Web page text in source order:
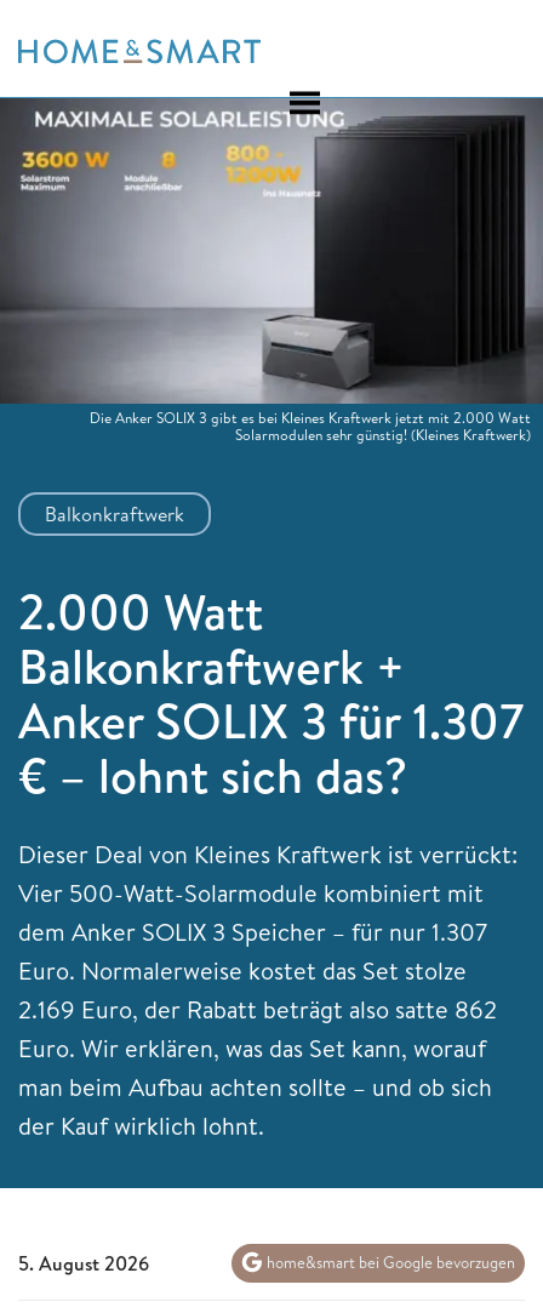
to
Balkonkraftwerk
2.000 Watt
Balkonkraftwerk +
Anker SOLIX 3 für 1.307
€ – lohnt sich das?
Dieser Deal von Kleines Kraftwerk ist verrückt:
Vier 500-Watt-Solarmodule kombiniert mit
dem Anker SOLIX 3 Speicher – für nur 1.307
Euro. Normalerweise kostet das Set stolze
2.169 Euro, der Rabatt beträgt also satte 862
Euro. Wir erklären, was das Set kann, worauf
man beim Aufbau achten sollte – und ob sich
der Kauf wirklich lohnt.
Die Anker SOLIX 3 gibt es bei Kleines Kraftwerk jetzt mit 2.000 Watt
Solarmodulen sehr günstig!(Kleines Kraftwerk)
5. August 2026 home&smart bei Google bevorzugen